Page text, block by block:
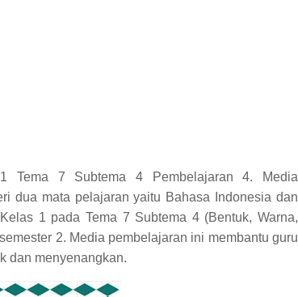
Tema 7 Subtema 4 Pembelajaran 4. Media
dua mata pelajaran yaitu Bahasa Indonesia dan
1 pada Tema 7 Subtema 4 (Bentuk, Warna,
2. Media pembelajaran ini membantu guru
dan menyenangkan.